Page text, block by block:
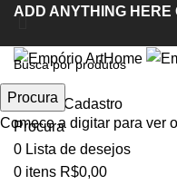
ADD ANYTHING
Entrar / Cadastro
Procura
0 Lista de desejos
0 itens R$0,00
Acabou
Clique para ampliar
Procura
Comece a digitar para ver